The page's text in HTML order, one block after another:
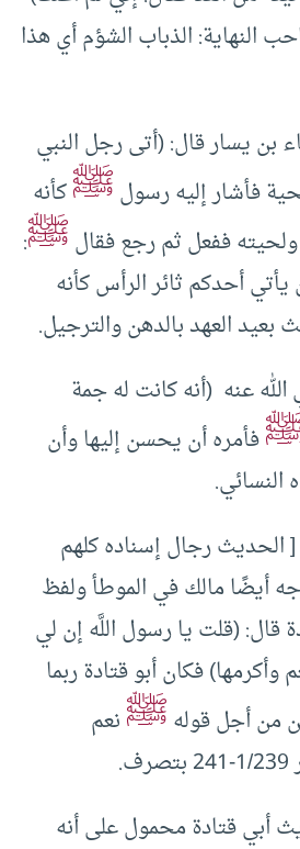
النهاية‏:‏ الذباب الشؤم أي هذا
بن يسار قال‏:‏ ‏(‏أتى رجل النبي
فأشار إليه رسولﷺكأنه
ففعل ثم رجع فقالﷺ:
أحدكم ثائر الرأس كأنه
بعيد العهد بالدهن والترجيل‏.
عنه ‏ (‏أنه كانت له جمة
فأمره أن يحسن إليها وأن
النسائي‏.‏
الحديث رجال إسناده كلهم
أيضًا مالك في الموطأ ولفظ
قال‏:‏ ‏(‏قلت يا رسول اللَّه إن لي
وأكرمها)‏ فكان أبو قتادة ربما
من أجل قوله‏ﷺنعم
أبي قتادة محمول على أنه